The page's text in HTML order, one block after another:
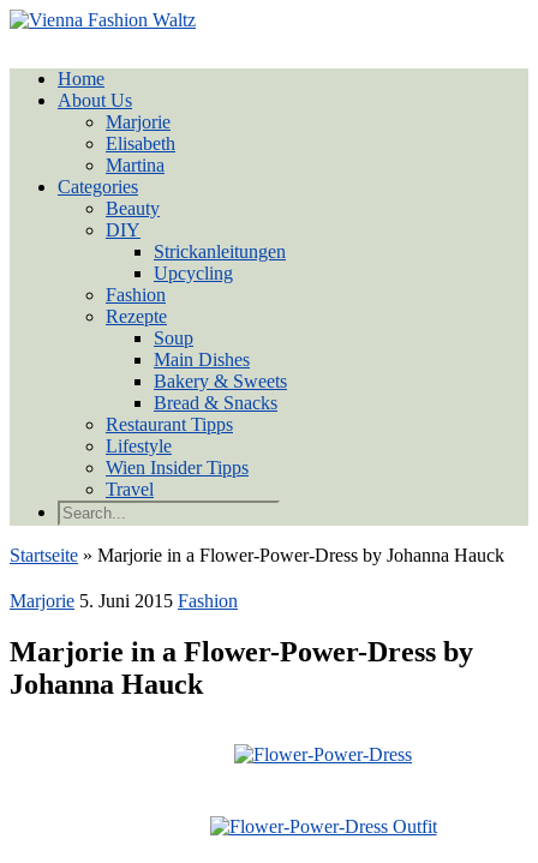
Home
About Us
Marjorie
Elisabeth
Martina
Categories
Beauty
DIY
Strickanleitungen
Upcycling
Fashion
Rezepte
Soup
Main Dishes
Bakery & Sweets
Bread & Snacks
Restaurant Tipps
Lifestyle
Wien Insider Tipps
Travel
Startseite » Marjorie in a Flower-Power-Dress by Johanna Hauck
Marjorie 5. Juni 2015 Fashion
Marjorie in a Flower-Power-Dress by
Johanna Hauck